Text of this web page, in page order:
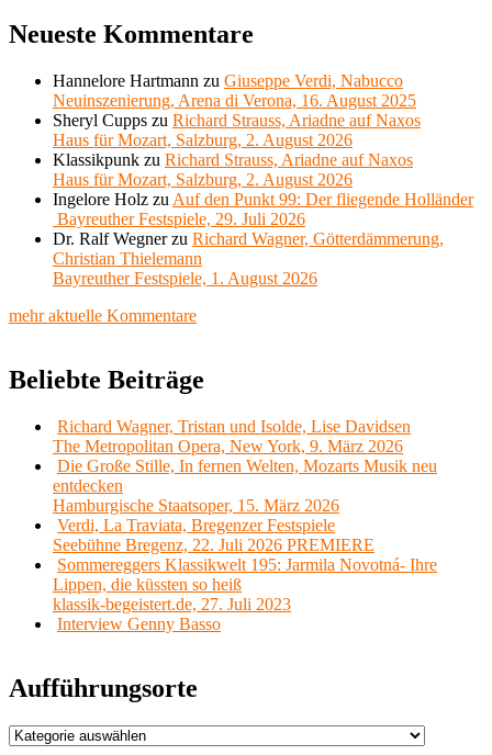
Neueste Kommentare
Hannelore Hartmann zu Giuseppe Verdi, Nabucco
Neuinszenierung, Arena di Verona, 16. August 2025
Sheryl Cupps zu Richard Strauss, Ariadne auf Naxos
Haus für Mozart, Salzburg, 2. August 2026
Klassikpunk zu Richard Strauss, Ariadne auf Naxos
Haus für Mozart, Salzburg, 2. August 2026
Ingelore Holz zu Auf den Punkt 99: Der fliegende Holländer
Bayreuther Festspiele, 29. Juli 2026
Dr. Ralf Wegnerzu Richard Wagner, Götterdämmerung,
Christian Thielemann
Bayreuther Festspiele, 1. August 2026
mehr aktuelle Kommentare
Beliebte Beiträge
Richard Wagner, Tristan und Isolde, Lise Davidsen
The Metropolitan Opera, New York, 9. März 2026
Die Große Stille, In fernen Welten, Mozarts Musik neu
entdecken
Hamburgische Staatsoper, 15. März 2026
Verdi, La Traviata, Bregenzer Festspiele
Seebühne Bregenz, 22. Juli 2026 PREMIERE
Sommereggers Klassikwelt 195: Jarmila Novotná- Ihre
Lippen, die küssten so heiß
klassik-begeistert.de, 27. Juli 2023
Interview Genny Basso
Aufführungsorte
Aufführungsorte